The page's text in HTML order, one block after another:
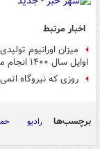
اخبار مرتبط
میزان اورانیوم
اوایل سال ۱۴۰۰ انجام می‌شود
روزی که نیروگاه
برچسب‌ها رادیو